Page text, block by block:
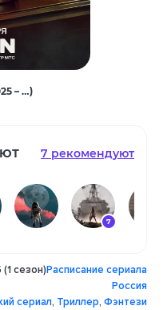
– …)
7 рекомендуют
7
сезон)Расписание сериала
Россия
сериал, Триллер, Фэнтези